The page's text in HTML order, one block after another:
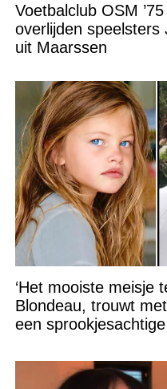
Voetbalclub OSM
overlijden
uit Maarssen
‘Het mooiste meisje
Blondeau, trouwt
een sprookjesachtige